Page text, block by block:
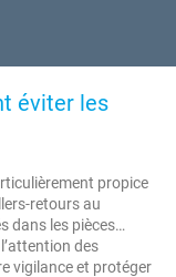
éviter les
propice
retours au
dans les pièces…
des
vigilance et protéger